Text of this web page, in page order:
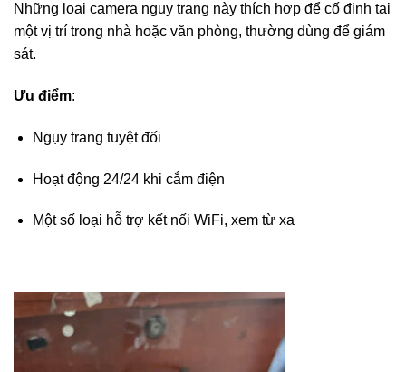
Những loại camera ngụy trang này thích hợp để cố định tại
một vị trí trong nhà hoặc văn phòng, thường dùng để giám
sát.
Ưu điểm:
Ngụy trang tuyệt đối
Hoạt động 24/24 khi cắm điện
Một số loại hỗ trợ kết nối WiFi, xem từ xa